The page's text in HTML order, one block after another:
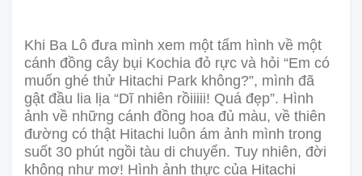
Khi Ba Lô đưa mình xem một tấm hình về một
cánh đồng cây bụi Kochia đỏ rực và hỏi “Em có
muốn ghé thử Hitachi Park không?”, mình đã
gật đầu lia lịa “Dĩ nhiên rồiiiii! Quá đẹp”. Hình
ảnh về những cánh đồng hoa đủ màu, về thiên
đường có thật Hitachi luôn ám ảnh mình trong
suốt 30 phút ngồi tàu di chuyển. Tuy nhiên, đời
không như mơ! Hình ảnh thực của Hitachi